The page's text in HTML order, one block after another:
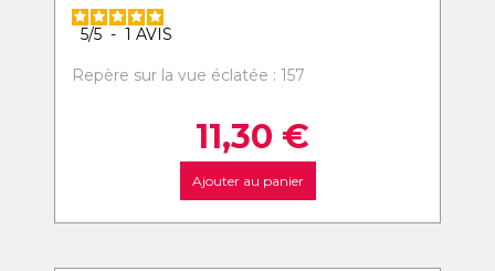
5/5 - 1 AVIS
Repère sur la vue éclatée : 157
11,30 €
Ajouter au panier